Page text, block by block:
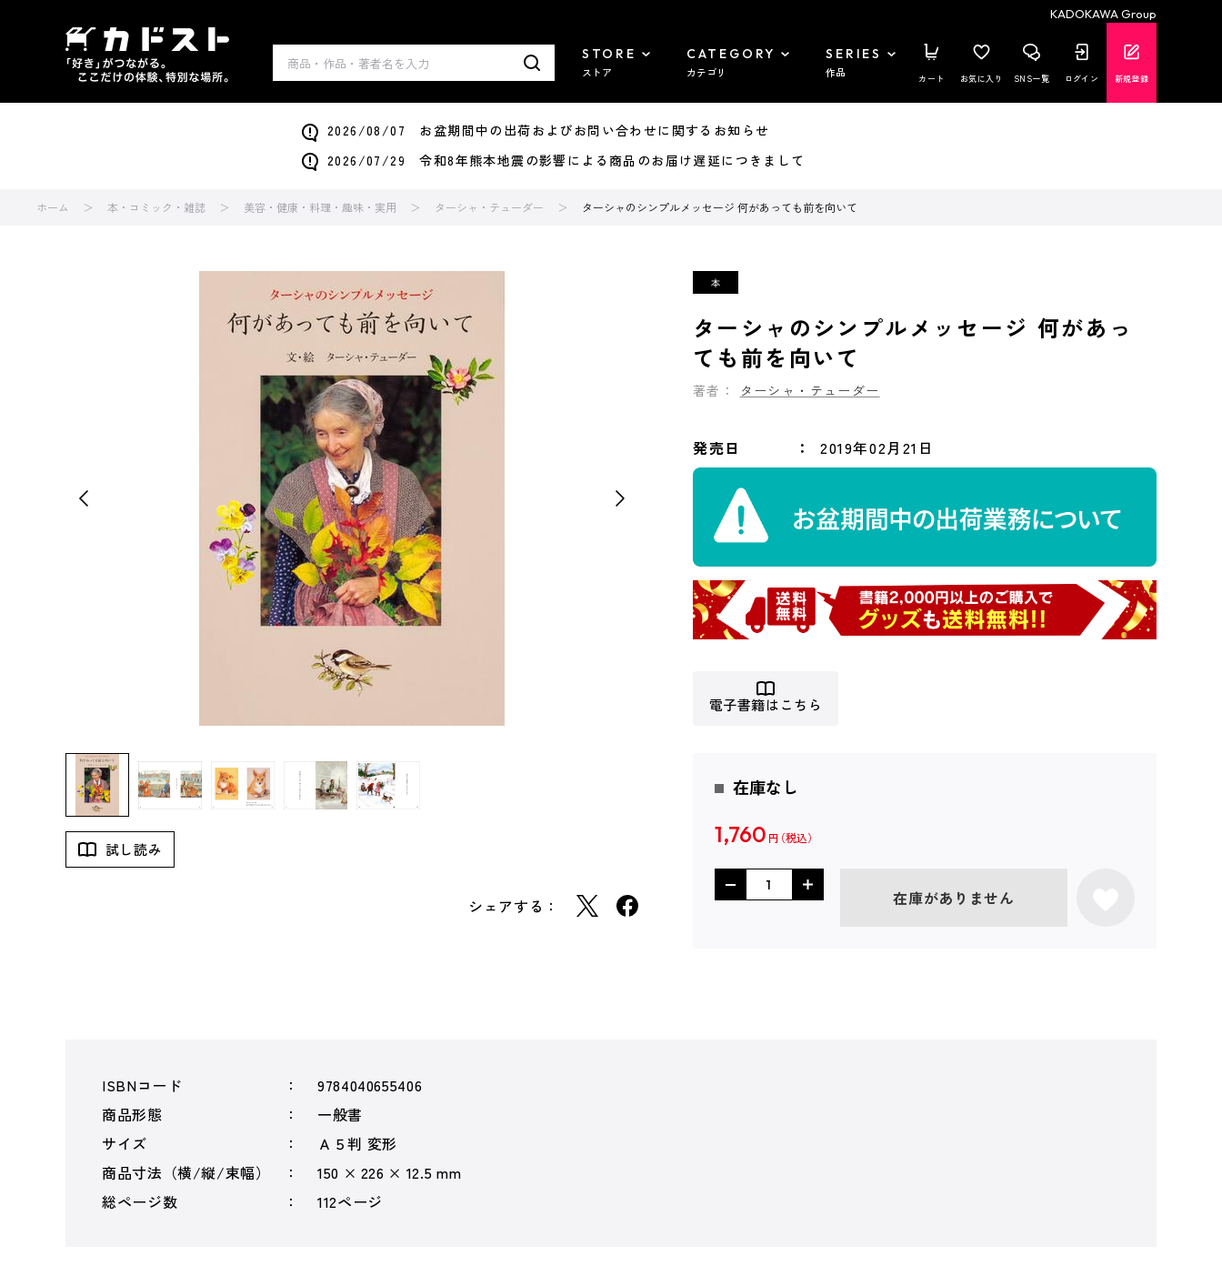
KADOKAWA Group
STORE
ストア
CATEGORY
カテゴリ
SERIES
作品 カート お気に入り SNS一覧 ログイン 新規登録
2026/08/07 お盆期間中の出荷およびお問い合わせに関するお知らせ
2026/07/29 令和8年熊本地震の影響による商品のお届け遅延につきまして
ホーム 本・コミック・雑誌 美容・健康・料理・趣味・実用 ターシャ・テューダー ターシャのシンプルメッセージ 何があっても前を向いて
試し読み
シェアする：
ターシャのシンプルメッセージ 何があっ
ても前を向いて
著者： ターシャ・テューダー
発売日 2019年02月21日
電子書籍はこちら
在庫なし
1,760 円
在庫がありません
ISBNコード
9784040655406
商品形態
一般書
サイズ
Ａ５判 変形
商品寸法（横/縦/束幅）
150 × 226 × 12.5 mm
総ページ数
112ページ